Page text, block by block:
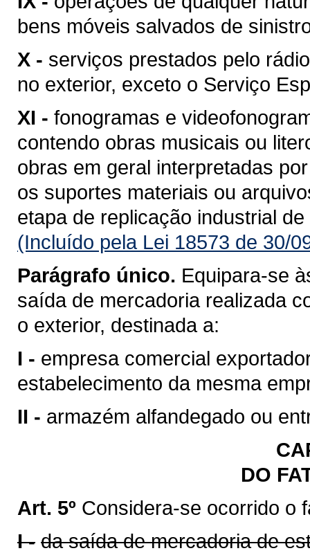
bens móveis salvados de
X - serviços prestados pelo
no exterior, exceto o Serviço
XI - fonogramas e
contendo obras musicais ou
obras em geral interpretadas
os suportes materiais ou
etapa de replicação industrial
(Incluído pela Lei 18573 de 30/
Parágrafo único. Equipara-se
saída de mercadoria realizada
o exterior, destinada a:
I - empresa comercial
estabelecimento da mesma
II - armazém alfandegado ou
DO
Art. 5º Considera-se ocorrido o
I - da saída de mercadoria de